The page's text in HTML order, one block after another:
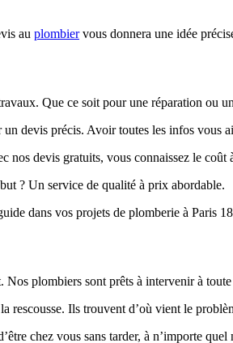
au plombiervous donnera une idée
Que ce soit pour une réparation ou
devis précis. Avoir toutes les infos vous
devis gratuits, vous connaissez le
? Un service de qualité à prix abordable.
dans vos projets de plomberie à Paris
plombiers sont prêts à intervenir à
rescousse. Ils trouvent d’où vient le
chez vous sans tarder, à n’importe